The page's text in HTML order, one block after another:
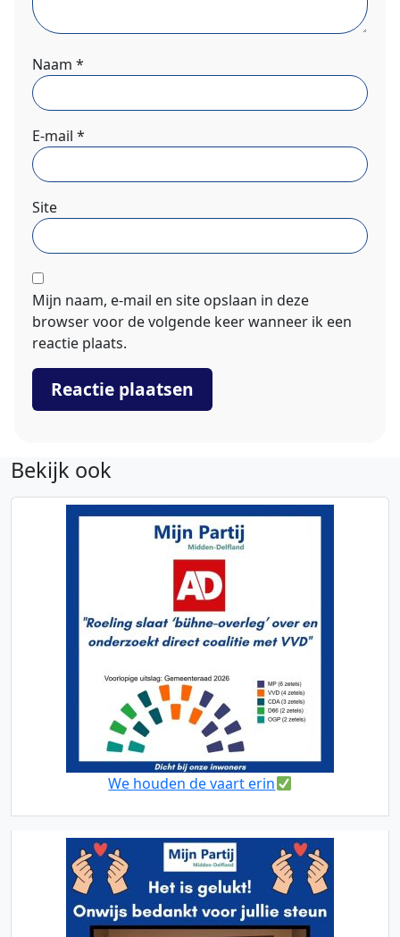
Naam *
E-mail *
Site
Mijn naam, e-mail en site opslaan in deze
browser voor de volgende keer wanneer ik een
reactie plaats.
Bekijk ook
We houden de vaart erin